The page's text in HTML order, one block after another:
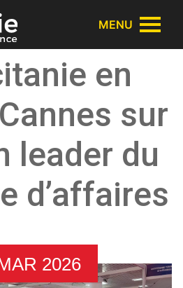
MENU
en
sur
leader du
d’affaires
2026